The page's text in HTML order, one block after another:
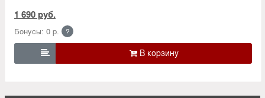
1 690 руб.
Бонусы: 0 р. ?
